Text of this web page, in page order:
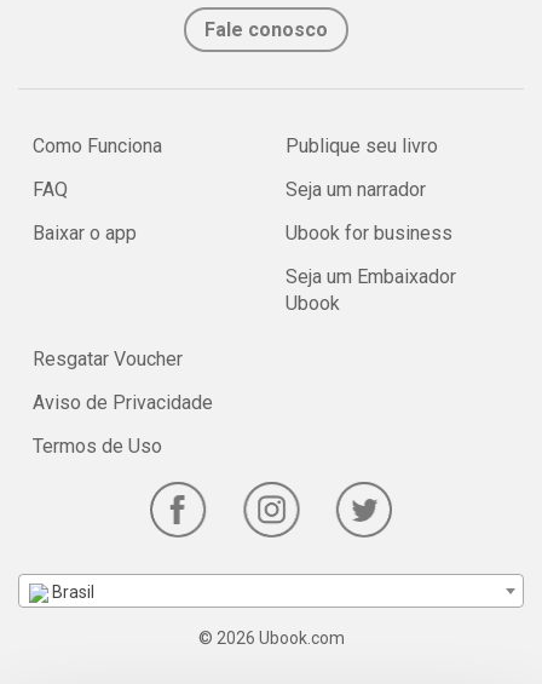
Fale conosco
Como Funciona
FAQ
Baixar o app
Publique seu livro
Seja um narrador
Ubook for business
Seja um Embaixador
Ubook
Resgatar Voucher
Aviso de Privacidade
Termos de Uso
Brasil
© 2026 Ubook.com